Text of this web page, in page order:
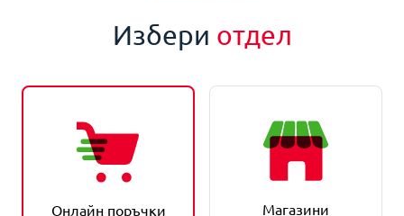
Избери отдел
Онлайн поръчки Магазини